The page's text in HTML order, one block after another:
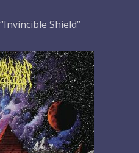
Shield”